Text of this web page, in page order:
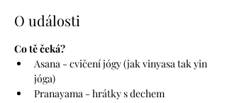
O události
Co tě čeká?
Asana - cvičení jógy (jak vinyasa tak yin
jóga)
Pranayama - hrátky s dechem